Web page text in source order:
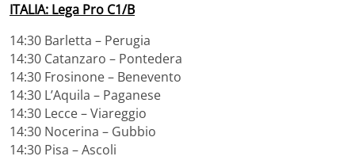
ITALIA: Lega Pro C1/B
14:30 Barletta – Perugia
14:30 Catanzaro – Pontedera
14:30 Frosinone – Benevento
14:30 L’Aquila – Paganese
14:30 Lecce – Viareggio
14:30 Nocerina – Gubbio
14:30 Pisa – Ascoli